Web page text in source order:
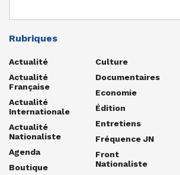
Rubriques
Actualité
Actualité
Française
Actualité
Internationale
Actualité
Nationaliste
Agenda
Boutique
Culture
Documentaires
Economie
Édition
Entretiens
Fréquence JN
Front
Nationaliste